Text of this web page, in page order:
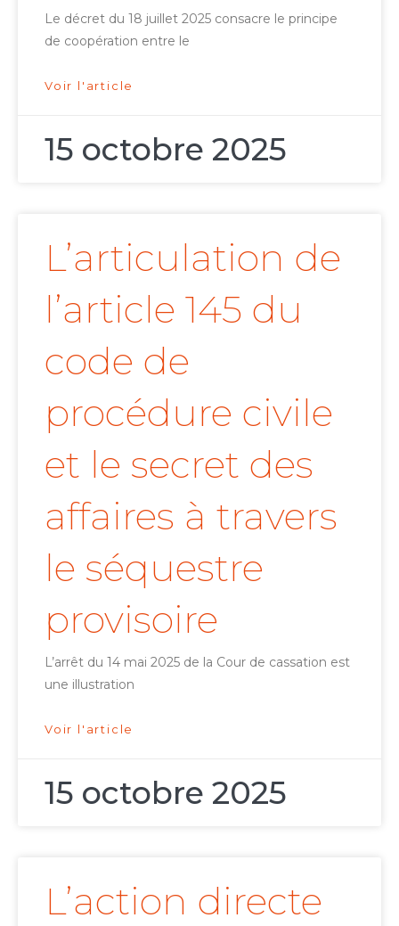
Le décret du 18 juillet 2025 consacre le principe
de coopération entre le
Voir l'article
15 octobre 2025
L’articulation de
l’article 145 du
code de
procédure civile
et le secret des
affaires à travers
le séquestre
provisoire
L’arrêt du 14 mai 2025 de la Cour de cassation est
une illustration
Voir l'article
15 octobre 2025
L’action directe